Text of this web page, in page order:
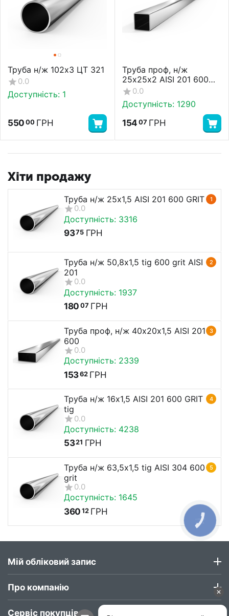
Труба н/ж 102х3 ЦТ 321
0.0
Доступність: 1
550 00 ГРН
Труба проф, н/ж
25х25х2 AISI 201 600
GRI0.0
Доступність: 1290
154 07 ГРН
Хіти продажу
1
Труба н/ж 25х1,5 AISI 201 600 GRIT
0.0
Доступність: 3316
9375 ГРН
2
Труба н/ж 50,8х1,5 tig 600 grit AISI
201
0.0
Доступність: 1937
180 07 ГРН
3
Труба проф, н/ж 40х20х1,5 AISI 201
600
0.0
Доступність: 2339
15362 ГРН
4
Труба н/ж 16х1,5 AISI 201 600 GRIT
tig
0.0
Доступність: 4238
5321 ГРН
5
Труба н/ж 63,5х1,5 tig AISI 304 600
grit
0.0
Доступність: 1645
360 12 ГРН
Мій обліковий запис
Про компанію
Сервіс покупців
КНОПКА
ЗВ'ЯЗКУ